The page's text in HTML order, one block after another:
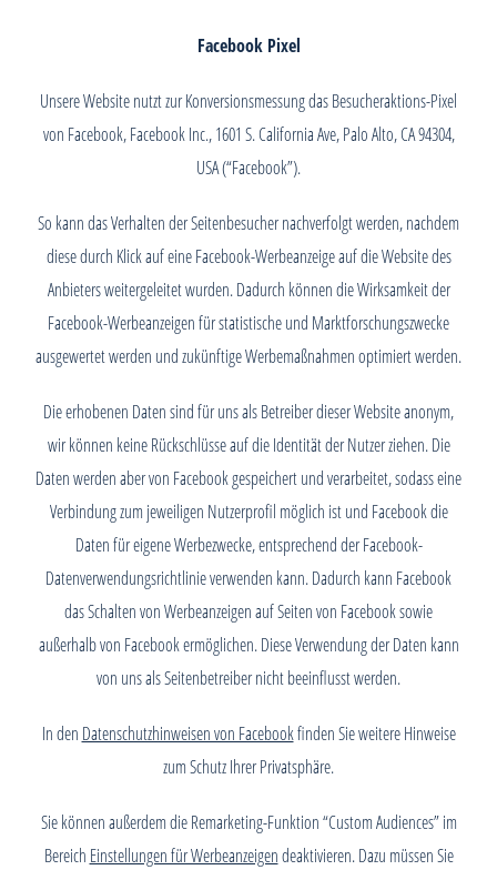
Facebook Pixel
Unsere Website nutzt zur Konversionsmessung das Besucheraktions-Pixel
von Facebook, Facebook Inc., 1601 S. California Ave, Palo Alto, CA 94304,
USA (“Facebook”).
So kann das Verhalten der Seitenbesucher nachverfolgt werden, nachdem
diese durch Klick auf eine Facebook-Werbeanzeige auf die Website des
Anbieters weitergeleitet wurden. Dadurch können die Wirksamkeit der
Facebook-Werbeanzeigen für statistische und Marktforschungszwecke
ausgewertet werden und zukünftige Werbemaßnahmen optimiert werden.
Die erhobenen Daten sind für uns als Betreiber dieser Website anonym,
wir können keine Rückschlüsse auf die Identität der Nutzer ziehen. Die
Daten werden aber von Facebook gespeichert und verarbeitet, sodass eine
Verbindung zum jeweiligen Nutzerprofil möglich ist und Facebook die
Daten für eigene Werbezwecke, entsprechend der Facebook-
Datenverwendungsrichtlinie verwenden kann. Dadurch kann Facebook
das Schalten von Werbeanzeigen auf Seiten von Facebook sowie
außerhalb von Facebook ermöglichen. Diese Verwendung der Daten kann
von uns als Seitenbetreiber nicht beeinflusst werden.
In den Datenschutzhinweisen von Facebookfinden Sie weitere Hinweise
zum Schutz Ihrer Privatsphäre.
Sie können außerdem die Remarketing-Funktion “Custom Audiences” im
Bereich Einstellungen für Werbeanzeigendeaktivieren. Dazu müssen Sie